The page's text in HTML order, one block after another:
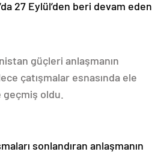
27 Eylül’den beri devam eden
güçleri anlaşmanın
çatışmalar esnasında ele
oldu.
sonlandıran anlaşmanın